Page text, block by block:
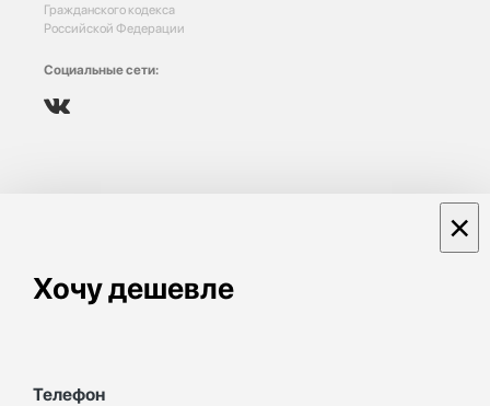
Гражданского кодекса
Российской Федерации
Социальные сети:
Хочу дешевле
×
Телефон